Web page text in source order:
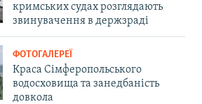
кримських судах розглядають
звинувачення в держзраді
ФОТОГАЛЕРЕЇ
Краса Сімферопольського
водосховища та занедбаність
довкола